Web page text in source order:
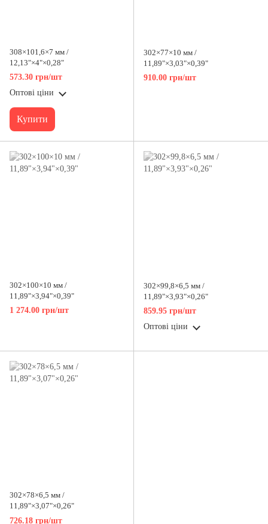
308×101,6×7 мм /
12,13"×4"×0,28"
573.30 грн/шт
Оптові ціни
Купити
302×77×10 мм /
11,89"×3,03"×0,39"
910.00 грн/шт
302×100×10 мм /
11,89"×3,94"×0,39"
1 274.00 грн/шт
302×99,8×6,5 мм /
11,89"×3,93"×0,26"
859.95 грн/шт
Оптові ціни
302×78×6,5 мм /
11,89"×3,07"×0,26"
726.18 грн/шт